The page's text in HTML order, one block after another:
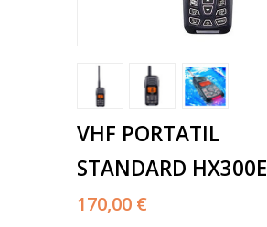
VHF PORTATIL
STANDARD HX300E
170,00 €